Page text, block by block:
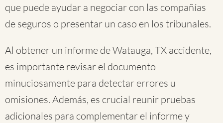
que puede ayudar a negociar con las compañías
de seguros o presentar un caso en los tribunales.
Al obtener un informe de Watauga, TX accidente,
es importante revisar el documento
minuciosamente para detectar errores u
omisiones. Además, es crucial reunir pruebas
adicionales para complementar el informe y